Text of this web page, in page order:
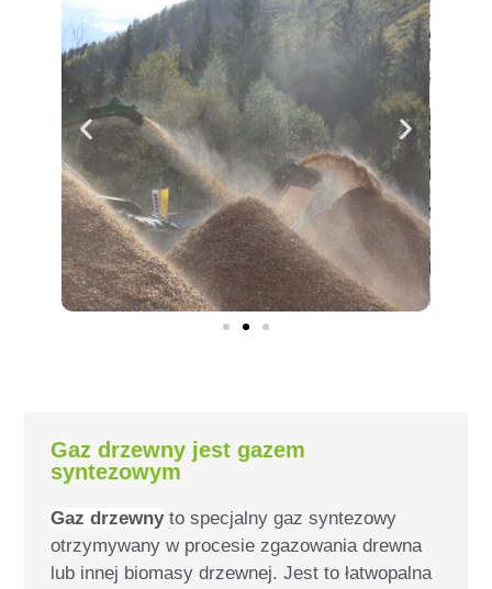
Gaz drzewny jest gazem
syntezowym
Gaz drzewnyto specjalny gaz syntezowy
otrzymywany w procesie zgazowania drewna
lub innej biomasy drzewnej. Jest to łatwopalna